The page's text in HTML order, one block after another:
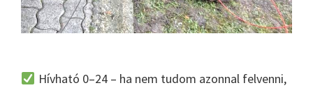
Hívható 0–24 – ha nem tudom azonnal felvenni,